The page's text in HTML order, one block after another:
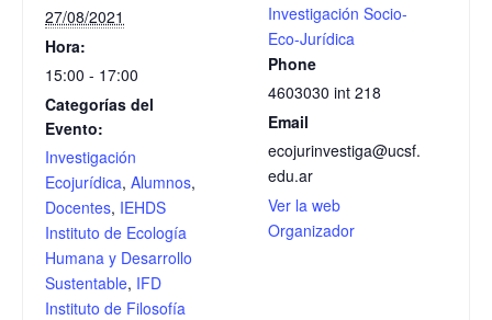
27/08/2021
Hora:
15:00 - 17:00
Categorías del
Evento:
Investigación
Ecojurídica, Alumnos,
Docentes, IEHDS
Instituto de Ecología
Humana y Desarrollo
Sustentable, IFD
Instituto de Filosofía
Investigación Socio-
Eco-Jurídica
Phone
4603030 int 218
Email
ecojurinvestiga@ucsf.
edu.ar
Ver la web
Organizador